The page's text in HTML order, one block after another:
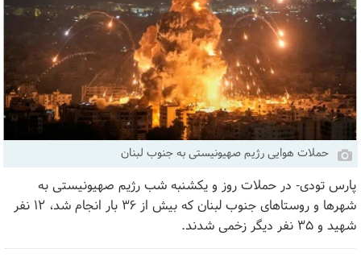
حملات هوایی رژیم صهیونیستی به جنوب لبنان
پارس تودی- در حملات روز و یکشنبه شب رژیم صهیونیستی به
شهرها و روستاهای جنوب لبنان که بیش از ۳۶ بار انجام شد، ۱۲ نفر
شهید و ۳۵ نفر دیگر زخمی شدند.